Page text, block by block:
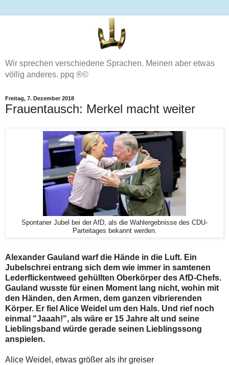
Wir sprechen verschiedene Sprachen. Meinen aber etwas
völlig anderes. ppq ®©
Freitag, 7. Dezember 2018
Frauentausch: Merkel macht weiter
Spontaner Jubel bei der AfD, als die Wahlergebnisse des CDU-
Parteitages bekannt werden.
Alexander Gauland warf die Hände in die Luft. Ein
Jubelschrei entrang sich dem wie immer in samtenen
Lederflickentweed gehüllten Oberkörper des AfD-Chefs.
Gauland wusste für einen Moment lang nicht, wohin mit
den Händen, den Armen, dem ganzen vibrierenden
Körper. Er fiel Alice Weidel um den Hals. Und rief noch
einmal "Jaaah!", als wäre er 15 Jahre alt und seine
Lieblingsband würde gerade seinen Lieblingssong
anspielen.
Alice Weidel, etwas größer als ihr greiser